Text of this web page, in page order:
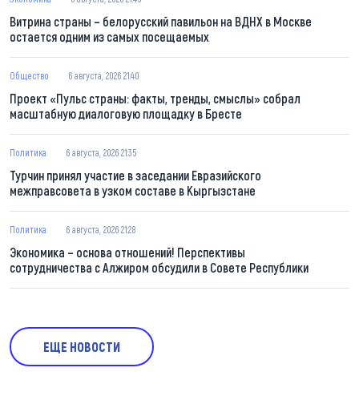
Витрина страны – белорусский павильон на ВДНХ в Москве
остается одним из самых посещаемых
Общество 6 августа, 2026 21:40
Проект «Пульс страны: факты, тренды, смыслы» собрал
масштабную диалоговую площадку в Бресте
Политика 6 августа, 2026 21:35
Турчин принял участие в заседании Евразийского
межправсовета в узком составе в Кыргызстане
Политика 6 августа, 2026 21:28
Экономика – основа отношений! Перспективы
сотрудничества с Алжиром обсудили в Совете Республики
ЕЩЕ НОВОСТИ